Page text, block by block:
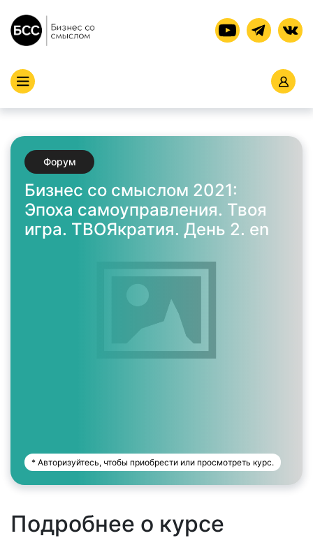
Форум
Бизнес со смыслом 2021:
Эпоха самоуправления. Твоя
игра. ТВОЯкратия. День 2. en
* Авторизуйтесь, чтобы приобрести или просмотреть курс.
Подробнее о курсе